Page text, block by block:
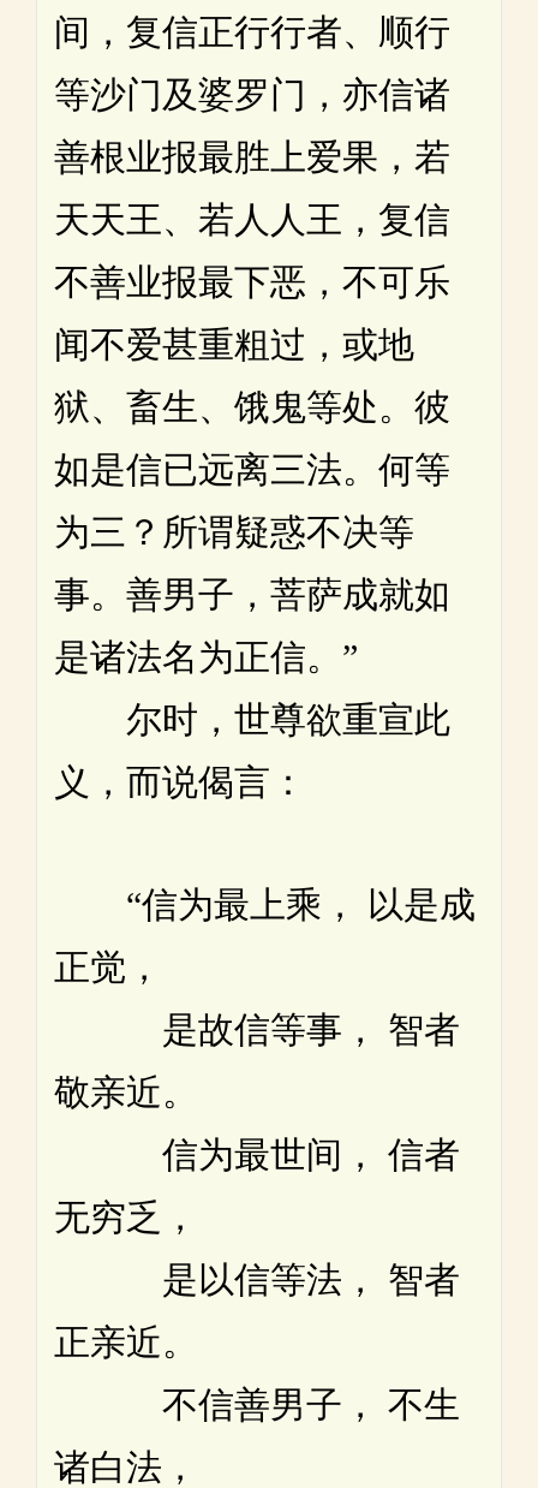
间，复信正行行者、顺行
等沙门及婆罗门，亦信诸
善根业报最胜上爱果，若
天天王、若人人王，复信
不善业报最下恶，不可乐
闻不爱甚重粗过，或地
狱、畜生、饿鬼等处。彼
如是信已远离三法。何等
为三？所谓疑惑不决等
事。善男子，菩萨成就如
是诸法名为正信。”
尔时，世尊欲重宣此
义，而说偈言：
“信为最上乘， 以是成
正觉，
是故信等事， 智者
敬亲近。
信为最世间， 信者
无穷乏，
是以信等法， 智者
正亲近。
不信善男子， 不生
诸白法，